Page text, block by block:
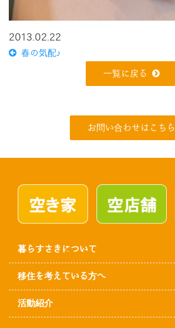
2013.02.22
春の気配♪
一覧に戻る
お問い合わせはこちら
暮らすさきについて
移住を考えている方へ
活動紹介